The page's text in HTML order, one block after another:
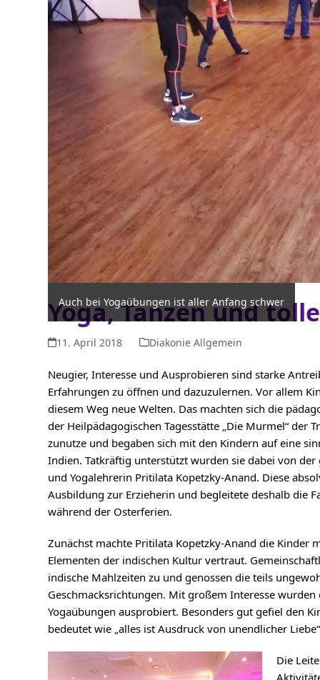
Auch bei Yogaübungen ist aller Anfang schwer
Yoga, Tanzen und
11. April 2018 Diakonie Allgemein
Neugier, Interesse und Ausprobieren sind starke
Erfahrungen zu öffnen und dazuzulernen. Vor allem
diesem Weg neue Welten. Das machten sich die
der Heilpädagogischen Tagesstätte „Die Murmel“ der
zunutze und begaben sich mit den Kindern auf eine
Indien. Tatkräftig unterstützt wurden sie dabei von
und Yogalehrerin Pritilata Kopetzky-Anand. Diese
Ausbildung zur Erzieherin und begleitete deshalb die
während der Osterferien.
Zunächst machte Pritilata Kopetzky-Anand die Kinder
Elementen der indischen Kultur vertraut.
indische Mahlzeiten zu und genossen die teils
Geschmacksrichtungen. Mit großem Interesse wurden
Yogaübungen ausprobiert. Besonders gut gefiel den
bedeutet wie „alles ist Ausdruck von unendlicher
Die